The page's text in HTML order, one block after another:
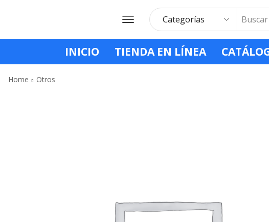
INICIO TIENDA EN LÍNEA
Home Otros